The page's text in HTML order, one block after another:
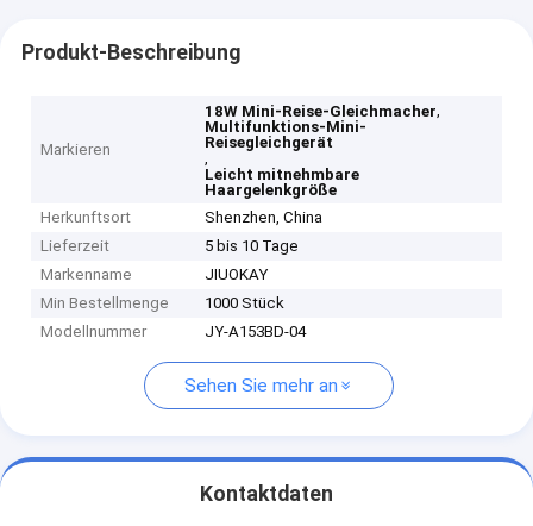
Produkt-Beschreibung
Markieren
18W Mini-Reise-Gleichmacher,
Multifunktions-Mini-
Reisegleichgerät
,
Leicht mitnehmbare
Haargelenkgröße
Herkunftsort
Shenzhen, China
Lieferzeit
5 bis 10 Tage
Markenname
JIUOKAY
Min Bestellmenge
1000 Stück
Modellnummer
JY-A153BD-04
Sehen Sie mehr an
Kontaktdaten